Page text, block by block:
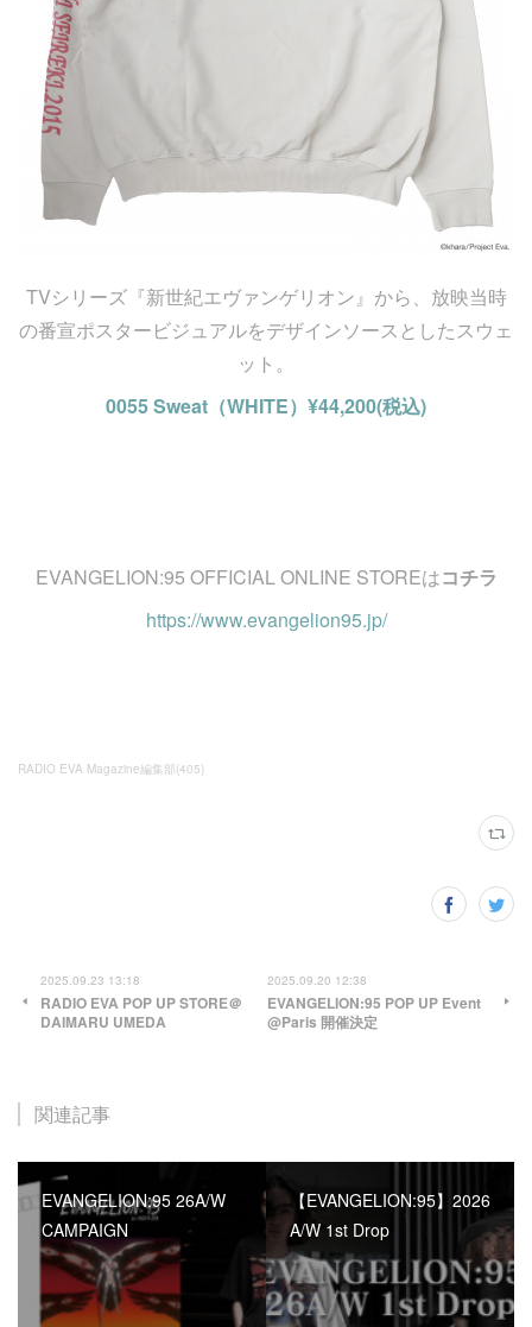
TVシリーズ『新世紀エヴァンゲリオン』から、放映当時
の番宣ポスタービジュアルをデザインソースとしたスウェ
ット。
0055 Sweat（WHITE）¥44,200(税込)
EVANGELION:95 OFFICIAL ONLINE STOREはコチラ
https://www.evangelion95.jp/
RADIO EVA Magazine編集部(405)
2025.09.23 13:18
RADIO EVA POP UP STORE＠
DAIMARU UMEDA
2025.09.20 12:38
EVANGELION:95 POP UP Event
@Paris 開催決定
関連記事
EVANGELION:95 26A/W
CAMPAIGN
【EVANGELION:95】2026
A/W 1st Drop